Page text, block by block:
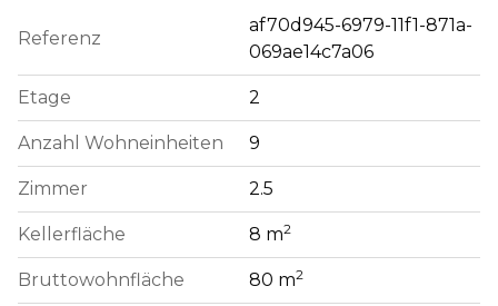
Referenz
af70d945-6979-11f1-871a-
069ae14c7a06
Etage 2
Anzahl Wohneinheiten 9
Zimmer 2.5
Kellerfläche 8 m2
Bruttowohnfläche 80 m2